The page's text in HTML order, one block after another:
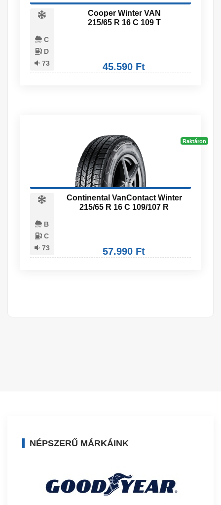
C
D
73
Cooper Winter VAN
215/65 R 16 C 109 T
45.590 Ft
Raktáron
B
C
73
Continental VanContact Winter
215/65 R 16 C 109/107 R
57.990 Ft
NÉPSZERŰ MÁRKÁINK